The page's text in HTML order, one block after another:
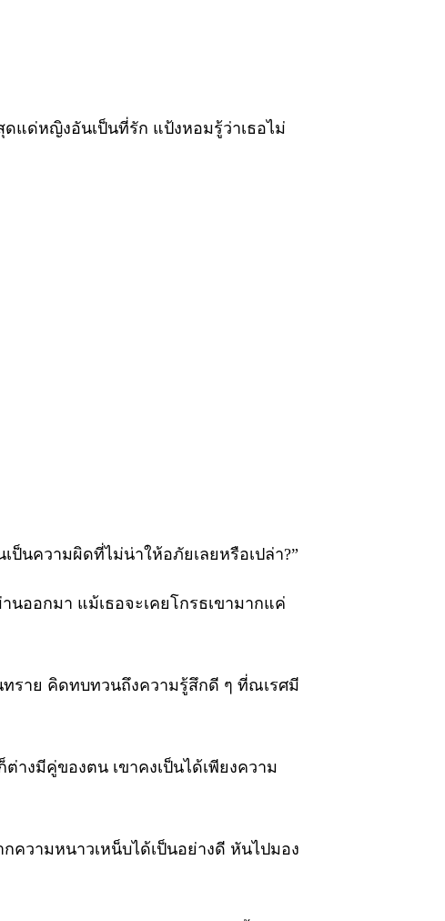
แด่หญิงอันเป็นที่รัก แป้งหอมรู้ว่าเธอไม่
นความผิดที่ไม่น่าให้อภัยเลยหรือเปล่า?”
ออกมา แม้เธอจะเคยโกรธเขามากแค่
ราย คิดทบทวนถึงความรู้สึกดี ๆ ที่ณเรศมี
างมีคู่ของตน เขาคงเป็นได้เพียงความ
ความหนาวเหน็บได้เป็นอย่างดี หันไปมอง